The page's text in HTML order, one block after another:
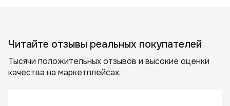
Читайте отзывы реальных покупателей
Тысячи положительных отзывов и высокие оценки
качества на маркетплейсах.